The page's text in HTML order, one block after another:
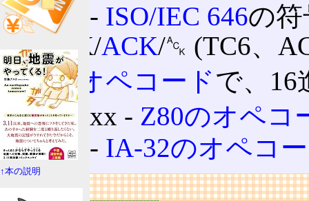
06 ‐ ISO/IEC 646の
AK/ACK/␆ (TC6、
06 ‐ オペコードで、16
06 xx ‐ Z80のオペコ
06 ‐ IA-32のオペコ
↑本の説明